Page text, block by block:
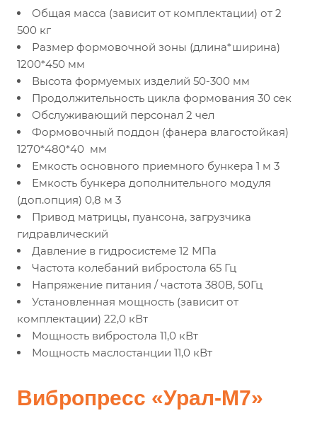
Общая масса (зависит от комплектации) от 2
500 кг
Размер формовочной зоны (длина*ширина)
1200*450 мм
Высота формуемых изделий 50-300 мм
Продолжительность цикла формования 30 сек
Обслуживающий персонал 2 чел
Формовочный поддон (фанера влагостойкая)
1270*480*40 мм
Емкость основного приемного бункера 1 м 3
Емкость бункера дополнительного модуля
(доп.опция) 0,8 м 3
Привод матрицы, пуансона, загрузчика
гидравлический
Давление в гидросистеме 12 МПа
Частота колебаний вибростола 65 Гц
Напряжение питания / частота 380В, 50Гц
Установленная мощность (зависит от
комплектации) 22,0 кВт
Мощность вибростола 11,0 кВт
Мощность маслостанции 11,0 кВт
Вибропресс «Урал-М7»